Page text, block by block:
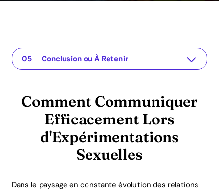
Comment Communiquer Efficacement Lors d'Expérimentations Sexuelles
L'application pour votre relation
Comprendre le Problème
Solutions Pratiques ou Perspectives
Conclusion ou À Retenir
Comment Communiquer
Efficacement Lors
d'Expérimentations
Sexuelles
Dans le paysage en constante évolution des relations